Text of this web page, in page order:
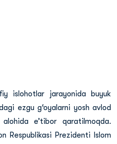
islohotlar jarayonida buyuk
ezgu g‘oyalarni yosh avlod
e’tibor qaratilmoqda.
Respublikasi Prezidenti Islom